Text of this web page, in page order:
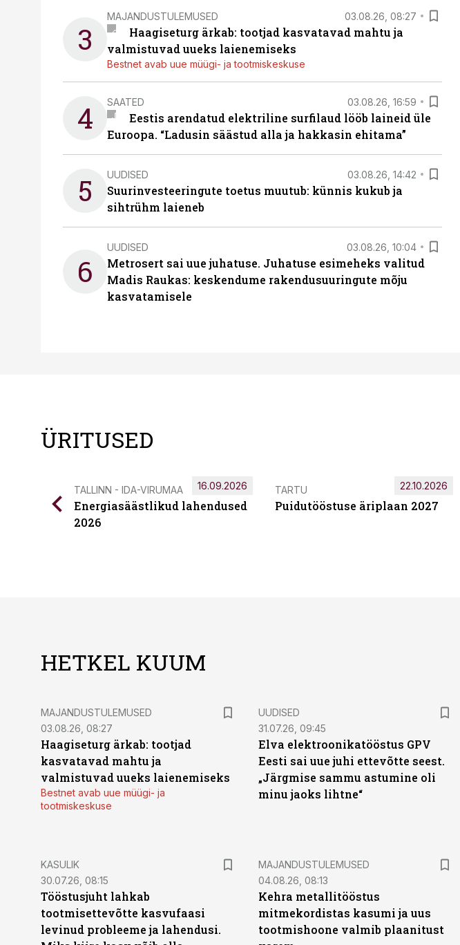
3
MAJANDUSTULEMUSED 03.08.26, 08:27
Haagiseturg ärkab: tootjad kasvatavad mahtu ja
valmistuvad uueks laienemiseks
Bestnet avab uue müügi- ja tootmiskeskuse
4 SAATED 03.08.26, 16:59
Eestis arendatud elektriline surfilaud lööb laineid üle
Euroopa. “Ladusin säästud alla ja hakkasin ehitama”
5 UUDISED 03.08.26, 14:42
Suurinvesteeringute toetus muutub: künnis kukub ja
sihtrühm laieneb
6
UUDISED 03.08.26, 10:04
Metrosert sai uue juhatuse. Juhatuse esimeheks valitud
Madis Raukas: keskendume rakendusuuringute mõju
kasvatamisele
ÜRITUSED
TALLINN - IDA-VIRUMAA
Energiasäästlikud lahendused
2026
16.09.2026 TARTU
Puidutööstuse äriplaan 2027
22.10.2026
HETKEL KUUM
MAJANDUSTULEMUSED
03.08.26, 08:27
Haagiseturg ärkab: tootjad
kasvatavad mahtu ja
valmistuvad uueks laienemiseks
Bestnet avab uue müügi- ja
tootmiskeskuse
UUDISED
31.07.26, 09:45
Elva elektroonikatööstus GPV
Eesti sai uue juhi ettevõtte seest.
„Järgmise sammu astumine oli
minu jaoks lihtne“
KASULIK
30.07.26, 08:15
Tööstusjuht lahkab
tootmisettevõtte kasvufaasi
levinud probleeme ja lahendusi.
MAJANDUSTULEMUSED
04.08.26, 08:13
Kehra metallitööstus
mitmekordistas kasumi ja uus
tootmishoone valmib plaanitust